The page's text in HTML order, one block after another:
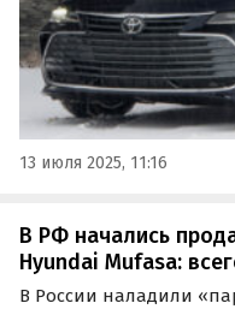
13 июля 2025, 11:16
В РФ начались
Hyundai Mufasa:
В России наладили